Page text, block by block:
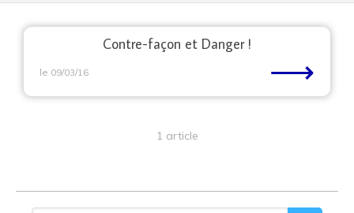
Contre-façon et Danger !
le 09/03/16 ⟶
1 article